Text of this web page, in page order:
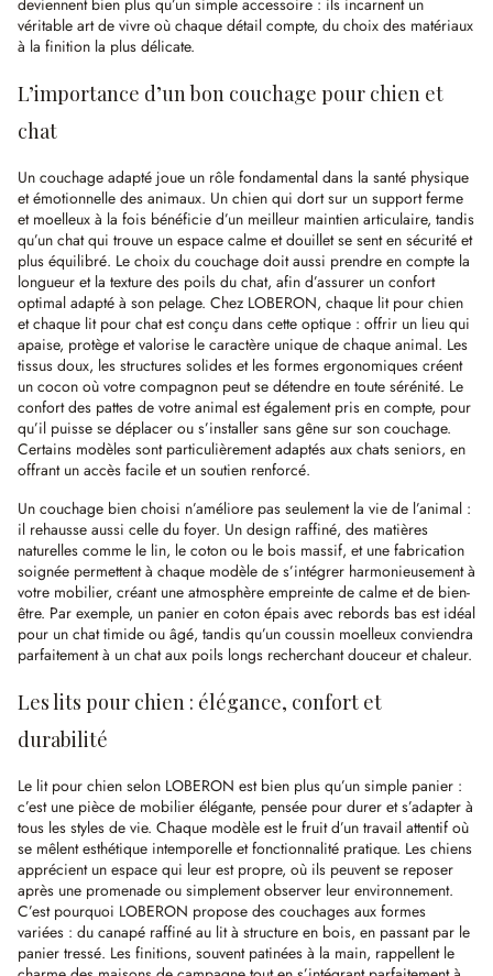
deviennent bien plus qu’un simple accessoire : ils incarnent un
véritable art de vivre où chaque détail compte, du choix des matériaux
à la finition la plus délicate.
L’importance d’un bon couchage pour chien et
chat
Un couchage adapté joue un rôle fondamental dans la santé physique
et émotionnelle des animaux. Un chien qui dort sur un support ferme
et moelleux à la fois bénéficie d’un meilleur maintien articulaire, tandis
qu’un chat qui trouve un espace calme et douillet se sent en sécurité et
plus équilibré. Le choix du couchage doit aussi prendre en compte la
longueur et la texture des poils du chat, afin d’assurer un confort
optimal adapté à son pelage. Chez LOBERON, chaque lit pour chien
et chaque lit pour chat est conçu dans cette optique : offrir un lieu qui
apaise, protège et valorise le caractère unique de chaque animal. Les
tissus doux, les structures solides et les formes ergonomiques créent
un cocon où votre compagnon peut se détendre en toute sérénité. Le
confort des pattes de votre animal est également pris en compte, pour
qu’il puisse se déplacer ou s’installer sans gêne sur son couchage.
Certains modèles sont particulièrement adaptés aux chats seniors, en
offrant un accès facile et un soutien renforcé.
Un couchage bien choisi n’améliore pas seulement la vie de l’animal :
il rehausse aussi celle du foyer. Un design raffiné, des matières
naturelles comme le lin, le coton ou le bois massif, et une fabrication
soignée permettent à chaque modèle de s’intégrer harmonieusement à
votre mobilier, créant une atmosphère empreinte de calme et de bien-
être. Par exemple, un panier en coton épais avec rebords bas est idéal
pour un chat timide ou âgé, tandis qu’un coussin moelleux conviendra
parfaitement à un chat aux poils longs recherchant douceur et chaleur.
Les lits pour chien : élégance, confort et
durabilité
Le lit pour chien selon LOBERON est bien plus qu’un simple panier :
c’est une pièce de mobilier élégante, pensée pour durer et s’adapter à
tous les styles de vie. Chaque modèle est le fruit d’un travail attentif où
se mêlent esthétique intemporelle et fonctionnalité pratique. Les chiens
apprécient un espace qui leur est propre, où ils peuvent se reposer
après une promenade ou simplement observer leur environnement.
C’est pourquoi LOBERON propose des couchages aux formes
variées : du canapé raffiné au lit à structure en bois, en passant par le
panier tressé. Les finitions, souvent patinées à la main, rappellent le